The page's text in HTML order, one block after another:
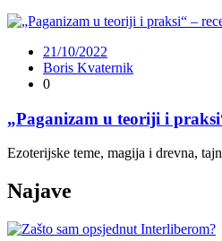
21/10/2022
Boris Kvaternik
0
„Paganizam u teoriji i
Ezoterijske teme, magija i drevna,
Najave